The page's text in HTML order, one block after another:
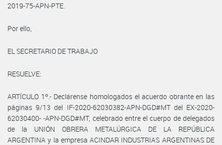
2019-75-APN-PTE.
Por ello,
EL SECRETARIO DE TRABAJO
RESUELVE:
ARTÍCULO 1º.- Declárense homologados el acuerdo obrante en las
páginas 9/13 del IF-2020-62030382-APN-DGD#MT del EX-2020-
62030400- -APN-DGD#MT, celebrado entre el cuerpo de delegados
de la UNIÓN OBRERA METALÚRGICA DE LA REPÚBLICA
ARGENTINA y la empresa ACINDAR INDUSTRIAS ARGENTINAS DE